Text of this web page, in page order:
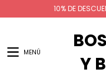
10% DE
MENÚ
Y